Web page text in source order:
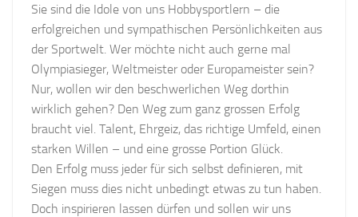
Sie sind die Idole von uns Hobbysportlern – die
erfolgreichen und sympathischen Persönlichkeiten aus
der Sportwelt. Wer möchte nicht auch gerne mal
Olympiasieger, Weltmeister oder Europameister sein?
Nur, wollen wir den beschwerlichen Weg dorthin
wirklich gehen? Den Weg zum ganz grossen Erfolg
braucht viel. Talent, Ehrgeiz, das richtige Umfeld, einen
starken Willen – und eine grosse Portion Glück.
Den Erfolg muss jeder für sich selbst definieren, mit
Siegen muss dies nicht unbedingt etwas zu tun haben.
Doch inspirieren lassen dürfen und sollen wir uns